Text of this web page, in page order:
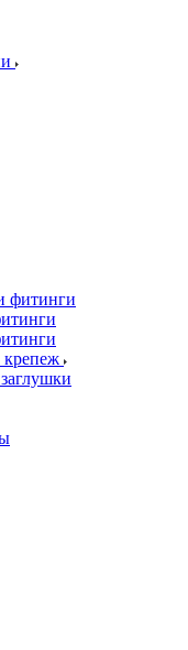
фитинги
крепеж